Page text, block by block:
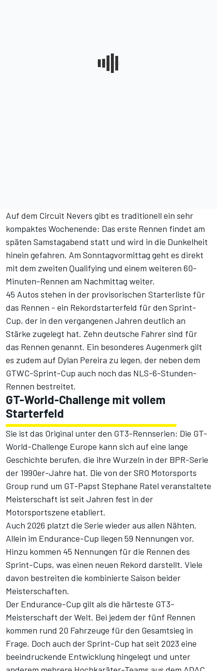
Auf dem Circuit Nevers gibt es traditionell ein sehr
kompaktes Wochenende: Das erste Rennen findet am
späten Samstagabend statt und wird in die Dunkelheit
hinein gefahren. Am Sonntagvormittag geht es direkt
mit dem zweiten Qualifying und einem weiteren 60-
Minuten-Rennen am Nachmittag weiter.
45 Autos stehen in der provisorischen Starterliste für
das Rennen - ein Rekordstarterfeld für den Sprint-
Cup, der in den vergangenen Jahren deutlich an
Stärke zugelegt hat. Zehn deutsche Fahrer sind für
das Rennen genannt. Ein besonderes Augenmerk gilt
es zudem auf Dylan Pereira zu legen, der neben dem
GTWC-Sprint-Cup auch noch das NLS-6-Stunden-
Rennen bestreitet.
GT-World-Challenge mit vollem
Starterfeld
Sie ist das Original unter den GT3-Rennserien: Die GT-
World-Challenge Europe kann sich auf eine lange
Geschichte berufen, die ihre Wurzeln in der BPR-Serie
der 1990er-Jahre hat. Die von der SRO Motorsports
Group rund um GT-Papst Stephane Ratel veranstaltete
Meisterschaft ist seit Jahren fest in der
Motorsportszene etabliert.
Auch 2026 platzt die Serie wieder aus allen Nähten.
Allein im Endurance-Cup liegen 59 Nennungen vor.
Hinzu kommen 45 Nennungen für die Rennen des
Sprint-Cups, was einen neuen Rekord darstellt. Viele
davon bestreiten die kombinierte Saison beider
Meisterschaften.
Der Endurance-Cup gilt als die härteste GT3-
Meisterschaft der Welt. Bei jedem der fünf Rennen
kommen rund 20 Fahrzeuge für den Gesamtsieg in
Frage. Doch auch der Sprint-Cup hat seit 2023 eine
beeindruckende Entwicklung hingelegt und unter